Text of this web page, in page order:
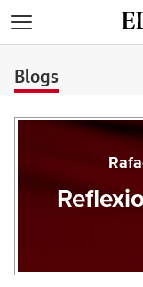
Blogs